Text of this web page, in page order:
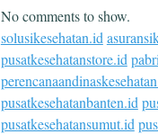
No comments to show.
solusikesehatan.id
pusatkesehatanstore.id
pusatkesehatanbanten.id
pusatkesehatansumut.id